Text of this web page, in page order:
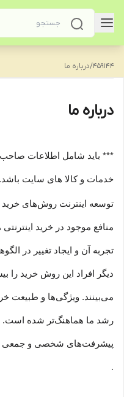
459144
/درباره ما
درباره ما
*** باید شامل اطلاعات صاحب
خدمات و کالا های سایت باشد.
توسعه اینترنت روش‌های
منافع موجود در خرید
تجربه آن و ایجاد تغییر در
دیگر افراد این روش خرید را
می‏‏‏‌بینند. ویژگی‏‏‏‌ها و طبیعت
رشد ما هماهنگ‏‏‌تر شده
پیشرفت‏‏‌های شخصی و جمعی
.